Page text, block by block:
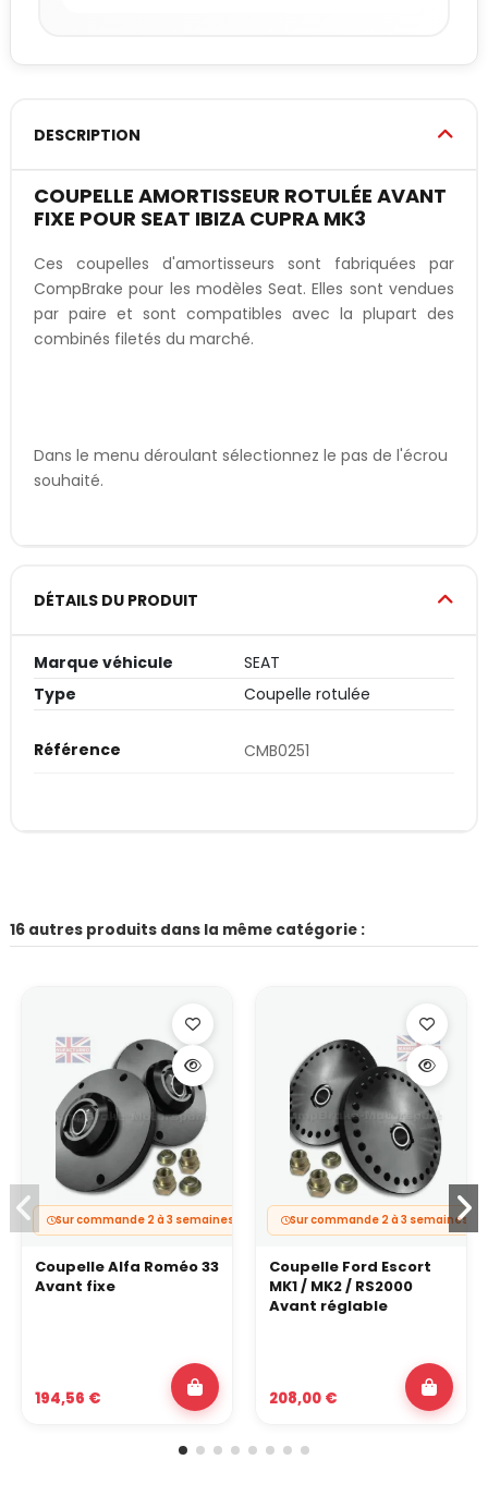
DESCRIPTION
COUPELLE AMORTISSEUR ROTULÉE AVANT
FIXE POUR SEAT IBIZA CUPRA MK3
Ces coupelles d'amortisseurs sont fabriquées par
CompBrake pour les modèles Seat. Elles sont vendues
par paire et sont compatibles avec la plupart des
combinés filetés du marché.
Dans le menu déroulant sélectionnez le pas de l'écrou
souhaité.
DÉTAILS DU PRODUIT
Marque véhicule
SEAT
Type
Coupelle rotulée
Référence CMB0251
16 autres produits dans la même catégorie :
Sur commande 2 à 3 semaines
Coupelle Alfa Roméo 33
Avant fixe
194,56 €
Sur commande 2 à 3 semaines
Coupelle Ford Escort
MK1 / MK2 / RS2000
Avant réglable
208,00 €